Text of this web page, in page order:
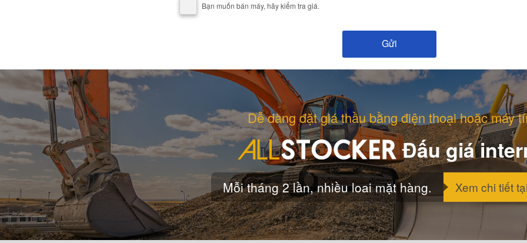
Bạn muốn bán máy, hãy kiểm tra giá.
Dễ dàng đặt giá thầu bằng điện thoại hoặc máy
Đấu giá
Mỗi tháng 2 lần, nhiều loai mặt hàng. Xem chi tiết